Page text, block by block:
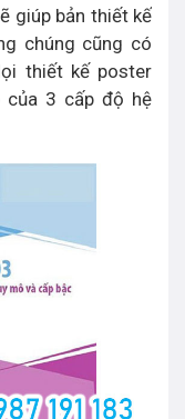
giúp bản thiết kế
chúng cũng có
thiết kế poster
của 3 cấp độ hệ